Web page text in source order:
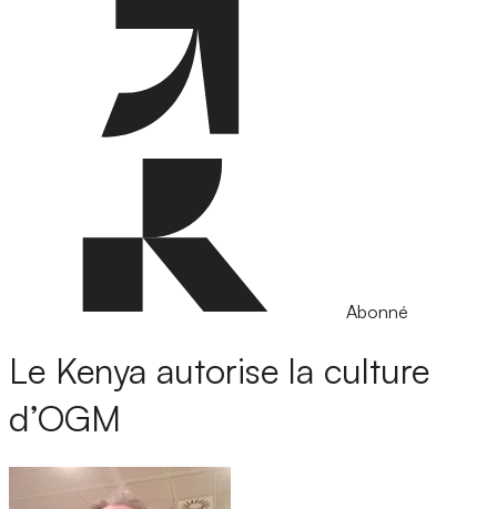
Abonné
Le Kenya autorise la culture
d’OGM